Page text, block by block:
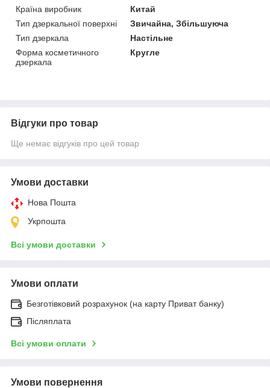
Країна виробник
Китай
Тип дзеркальної поверхні
Звичайна, Збільшуюча
Тип дзеркала
Настільне
Форма косметичного
дзеркала
Кругле
Відгуки про товар
Ще немає відгуків про цей товар
Умови доставки
Нова Пошта
Укрпошта
Всі умови доставки
Умови оплати
Безготівковий розрахунок (на карту Приват банку)
Післяплата
Всі умови оплати
Умови повернення